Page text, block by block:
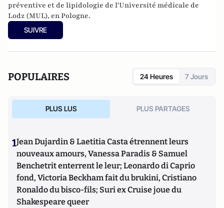
préventive et de lipidologie de l'Université médicale de
Lodz (MUL), en Pologne.
SUIVRE
POPULAIRES 24 Heures 7 Jours
PLUS LUS PLUS PARTAGES
1Jean Dujardin & Laetitia Casta étrennent leurs
nouveaux amours, Vanessa Paradis & Samuel
Benchetrit enterrent le leur; Leonardo di Caprio
fond, Victoria Beckham fait du brukini, Cristiano
Ronaldo du bisco-fils; Suri ex Cruise joue du
Shakespeare queer